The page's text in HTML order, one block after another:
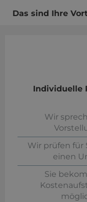
Das sind Ihre
Individuelle
Wir
Wir prüfen für
einen
Sie